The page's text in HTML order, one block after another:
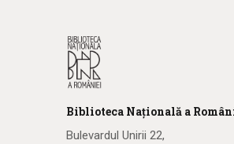
Biblioteca Națională a R
Bulevardul Unirii 22,